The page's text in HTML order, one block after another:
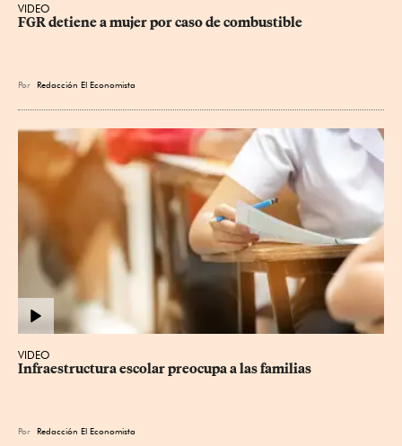
VIDEO
FGR detiene a mujer por caso de combustible
Por Redacción El Economista
VIDEO
Infraestructura escolar preocupa a las familias
Por Redacción El Economista